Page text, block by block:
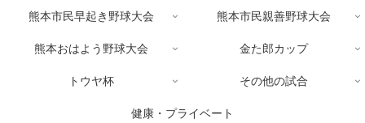
熊本市民早起き野球大会 熊本市民親善野球大会
熊本おはよう野球大会 金た郎カップ
トウヤ杯 その他の試合
健康・プライベート